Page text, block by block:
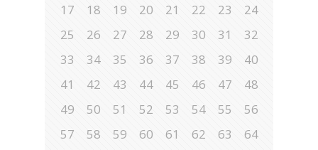
17
18 19 20 21 22 23
24
25
26 27 28 29 30 31
32
33
34 35 36 37 38 39
40
41
42 43 44 45 46 47
48
49
50 51 52 53 54 55
56
57
58 59 60 61 62 63
64